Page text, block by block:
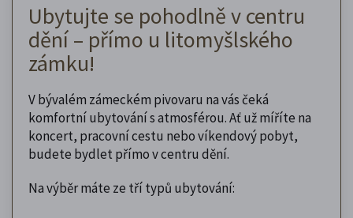
Ubytujte se pohodlně v centru
dění – přímo u litomyšlského
zámku!
V bývalém zámeckém pivovaru na vás čeká
komfortní ubytování s atmosférou. Ať už míříte na
koncert, pracovní cestu nebo víkendový pobyt,
budete bydlet přímo v centru dění.
Na výběr máte ze tří typů ubytování: